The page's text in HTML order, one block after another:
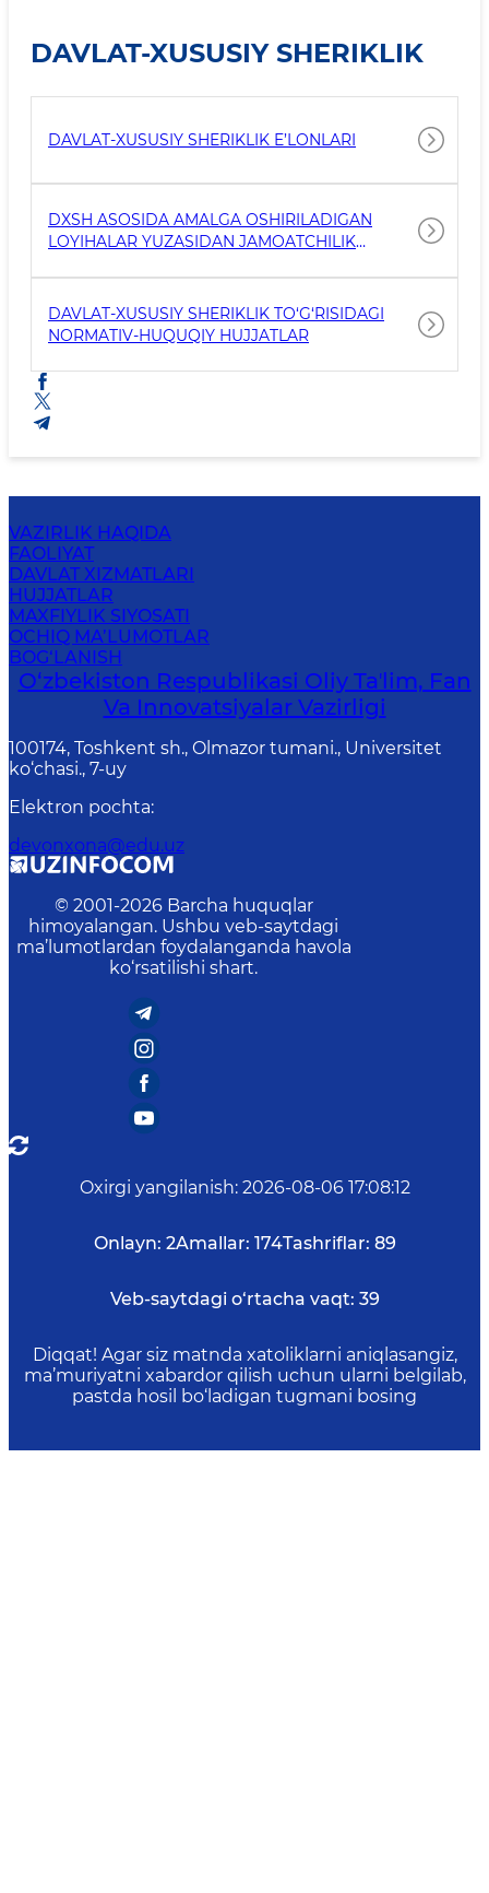
DAVLAT-XUSUSIY SHERIKLIK
DAVLAT-XUSUSIY SHERIKLIK E’LONLARI
DXSH ASOSIDA AMALGA OSHIRILADIGAN
LOYIHALAR YUZASIDAN JAMOATCHILIK
DAVLAT-XUSUSIY SHERIKLIK TO‘G‘RISIDAGI
NORMATIV-HUQUQIY HUJJATLAR
VAZIRLIK HAQIDA
FAOLIYAT
DAVLAT XIZMATLARI
HUJJATLAR
MAXFIYLIK SIYOSATI
OCHIQ MA’LUMOTLAR
BOG‘LANISH
O‘zbekiston Respublikasi Oliy Taʼlim, Fan
Va Innovatsiyalar Vazirligi
100174, Toshkent sh., Olmazor tumani., Universitet
ko‘chasi., 7-uy
Elektron pochta:
devonxona@edu.uz
© 2001-2026 Barcha huquqlar
himoyalangan. Ushbu veb-saytdagi
ma’lumotlardan foydalanganda havola
ko‘rsatilishi shart.
Oxirgi yangilanish: 2026-08-06 17:08:12
Onlayn: 2Amallar: 174Tashriflar: 89
Veb-saytdagi o‘rtacha vaqt: 39
Diqqat! Agar siz matnda xatoliklarni aniqlasangiz,
ma’muriyatni xabardor qilish uchun ularni belgilab,
pastda hosil bo‘ladigan tugmani bosing